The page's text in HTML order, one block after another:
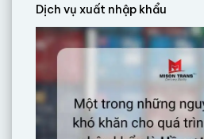
Dịch vụ xuất nhập khẩu